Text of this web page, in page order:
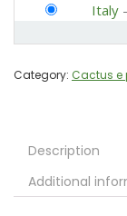
Italy -
Category: Cactus e
Description
Additional